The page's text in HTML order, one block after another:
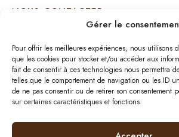
Gérer le
Pour offrir les meilleures expériences, nous utilisons
que les cookies pour stocker et/ou accéder aux
fait de consentir à ces technologies nous permettra
telles que le comportement de navigation ou les ID
de ne pas consentir ou de retirer son consentement
sur certaines caractéristiques et fonctions.
NOUS CONTACTER
Bijouterie : 05 53 53 64 11
Mardi au Samedi: 09:00 - 19:00
bijouterie.lavergne@orange.fr